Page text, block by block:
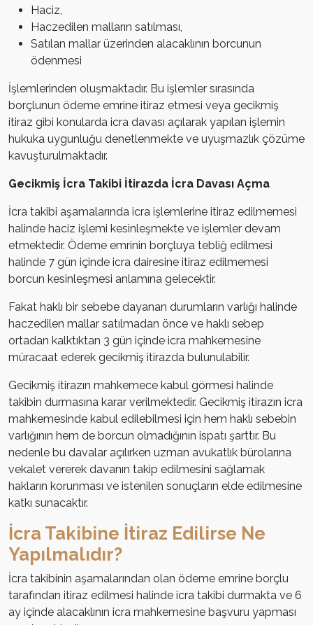
Haciz,
Haczedilen malların satılması,
Satılan mallar üzerinden alacaklının borcunun
ödenmesi
İşlemlerinden oluşmaktadır. Bu işlemler sırasında
borçlunun ödeme emrine itiraz etmesi veya gecikmiş
itiraz gibi konularda icra davası açılarak yapılan işlemin
hukuka uygunluğu denetlenmekte ve uyuşmazlık çözüme
kavuşturulmaktadır.
Gecikmiş İcra Takibi İtirazda İcra Davası Açma
İcra takibi aşamalarında icra işlemlerine itiraz edilmemesi
halinde haciz işlemi kesinleşmekte ve işlemler devam
etmektedir. Ödeme emrinin borçluya tebliğ edilmesi
halinde 7 gün içinde icra dairesine itiraz edilmemesi
borcun kesinleşmesi anlamına gelecektir.
Fakat haklı bir sebebe dayanan durumların varlığı halinde
haczedilen mallar satılmadan önce ve haklı sebep
ortadan kalktıktan 3 gün içinde icra mahkemesine
müracaat ederek gecikmiş itirazda bulunulabilir.
Gecikmiş itirazın mahkemece kabul görmesi halinde
takibin durmasına karar verilmektedir. Gecikmiş itirazın icra
mahkemesinde kabul edilebilmesi için hem haklı sebebin
varlığının hem de borcun olmadığının ispatı şarttır. Bu
nedenle bu davalar açılırken uzman avukatlık bürolarına
vekalet vererek davanın takip edilmesini sağlamak
hakların korunması ve istenilen sonuçların elde edilmesine
katkı sunacaktır.
İcra Takibine İtiraz Edilirse Ne
Yapılmalıdır?
İcra takibinin aşamalarından olan ödeme emrine borçlu
tarafından itiraz edilmesi halinde icra takibi durmakta ve 6
ay içinde alacaklının icra mahkemesine başvuru yapması